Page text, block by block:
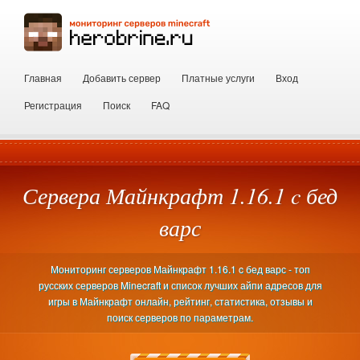
Главная Добавить сервер Платные услуги
Вход
Регистрация
Поиск FAQ
Сервера Майнкрафт 1.16.1 c бед
варс
Мониторинг серверов Майнкрафт 1.16.1 c бед варс - топ
русских серверов Minecraft и список лучших айпи адресов для
игры в Майнкрафт онлайн, рейтинг, статистика, отзывы и
поиск серверов по параметрам.